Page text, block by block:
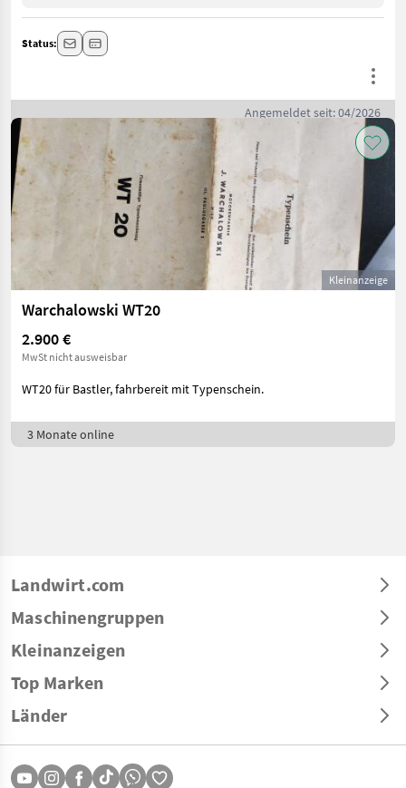
Status:
Angemeldet seit: 04/2026
Kleinanzeige
Warchalowski WT20
2.900 €
MwSt nicht ausweisbar
WT20 für Bastler, fahrbereit mit Typenschein.
3 Monate online
Landwirt.com
Maschinengruppen
Kleinanzeigen
Top Marken
Länder